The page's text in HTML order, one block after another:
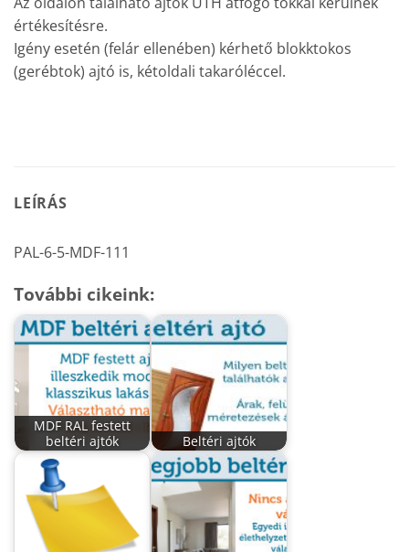
értékesítésre.
Igény esetén (felár ellenében) kérhető blokktokos
(gerébtok) ajtó is, kétoldali takaróléccel.
LEÍRÁS
PAL-6-5-MDF-111
További cikeink:
MDF RAL festett
beltéri ajtók
Beltéri ajtók